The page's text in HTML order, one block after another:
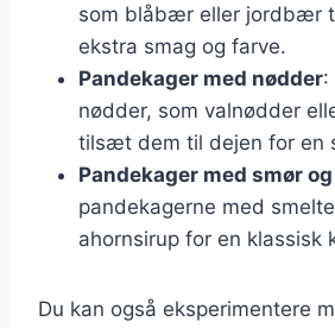
som blåbær eller jordbær
ekstra smag og farve.
Pandekager med nødder:
nødder, som valnødder
tilsæt dem til dejen for en
Pandekager med smør
pandekagerne med
ahornsirup for en klassisk
Du kan også eksperimentere